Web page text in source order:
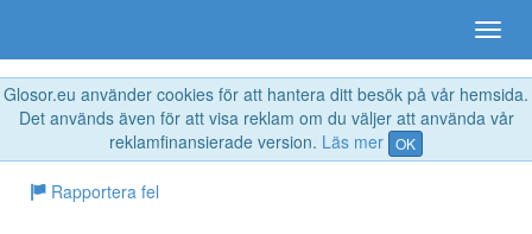
Glosor.eu använder cookies för att hantera ditt besök på vår hemsida.
Det används även för att visa reklam om du väljer att använda vår
reklamfinansierade version. Läs mer OK
Rapportera fel